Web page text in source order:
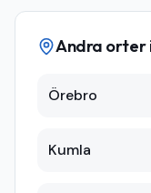
Andra orter
Örebro
Kumla